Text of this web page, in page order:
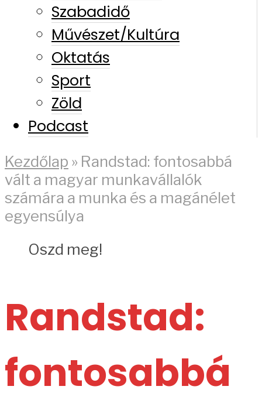
Szabadidő
Művészet/Kultúra
Oktatás
Sport
Zöld
Podcast
Kezdőlap » Randstad: fontosabbá
vált a magyar munkavállalók
számára a munka és a magánélet
egyensúlya
Oszd meg!
Randstad:
fontosabbá